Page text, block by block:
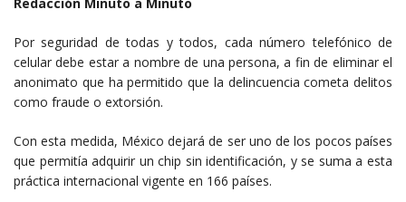
Redacción Minuto a Minuto
Por seguridad de todas y todos, cada número telefónico de
celular debe estar a nombre de una persona, a fin de eliminar el
anonimato que ha permitido que la delincuencia cometa delitos
como fraude o extorsión.
Con esta medida, México dejará de ser uno de los pocos países
que permitía adquirir un chip sin identificación, y se suma a esta
práctica internacional vigente en 166 países.